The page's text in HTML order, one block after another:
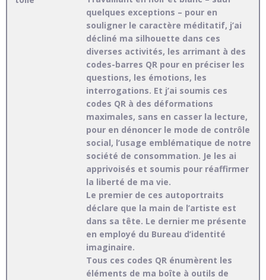
quelques exceptions – pour en
souligner le caractère méditatif, j’ai
décliné ma silhouette dans ces
diverses activités, les arrimant à des
codes-barres QR pour en préciser les
questions, les émotions, les
interrogations. Et j’ai soumis ces
codes QR à des déformations
maximales, sans en casser la lecture,
pour en dénoncer le mode de contrôle
social, l’usage emblématique de notre
société de consommation. Je les ai
apprivoisés et soumis pour réaffirmer
la liberté de ma vie.
Le premier de ces autoportraits
déclare que la main de l’artiste est
dans sa tête. Le dernier me présente
en employé du Bureau d’identité
imaginaire.
Tous ces codes QR énumèrent les
éléments de ma boîte à outils de